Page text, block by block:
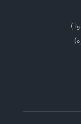
)